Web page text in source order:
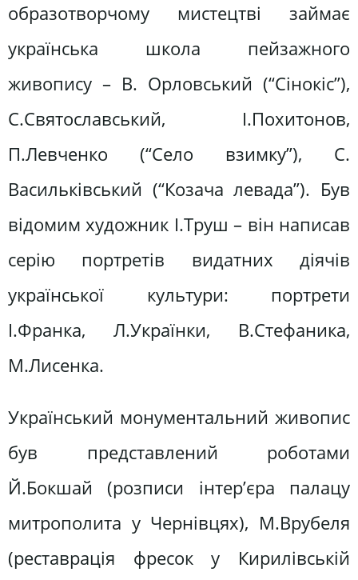
образотворчому мистецтві займає
українська школа пейзажного
живопису – В. Орловський (“Сінокіс”),
С.Святославський, І.Похитонов,
П.Левченко (“Село взимку”), С.
Васильківський (“Козача левада”). Був
відомим художник І.Труш – він написав
серію портретів видатних діячів
української культури: портрети
І.Франка, Л.Українки, В.Стефаника,
М.Лисенка.
Український монументальний живопис
був представлений роботами
Й.Бокшай (розписи інтер’єра палацу
митрополита у Чернівцях), М.Врубеля
(реставрація фресок у Кирилівській